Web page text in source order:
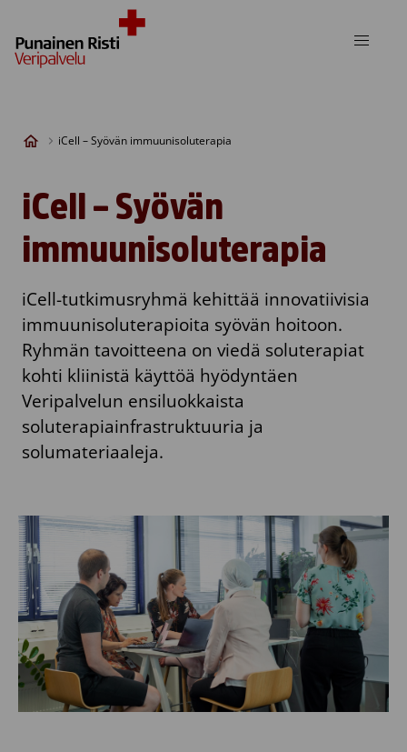
iCell – Syövän immuunisoluterapia
iCell – Syövän
immuunisoluterapia
iCell-tutkimusryhmä kehittää innovatiivisia
immuunisoluterapioita syövän hoitoon.
Ryhmän tavoitteena on viedä soluterapiat
kohti kliinistä käyttöä hyödyntäen
Veripalvelun ensiluokkaista
soluterapiainfrastruktuuria ja
solumateriaaleja.